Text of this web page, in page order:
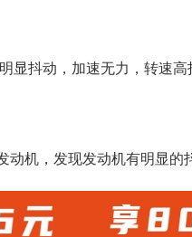
显抖动，加速无力，转速高
动机，发现发动机有明显的